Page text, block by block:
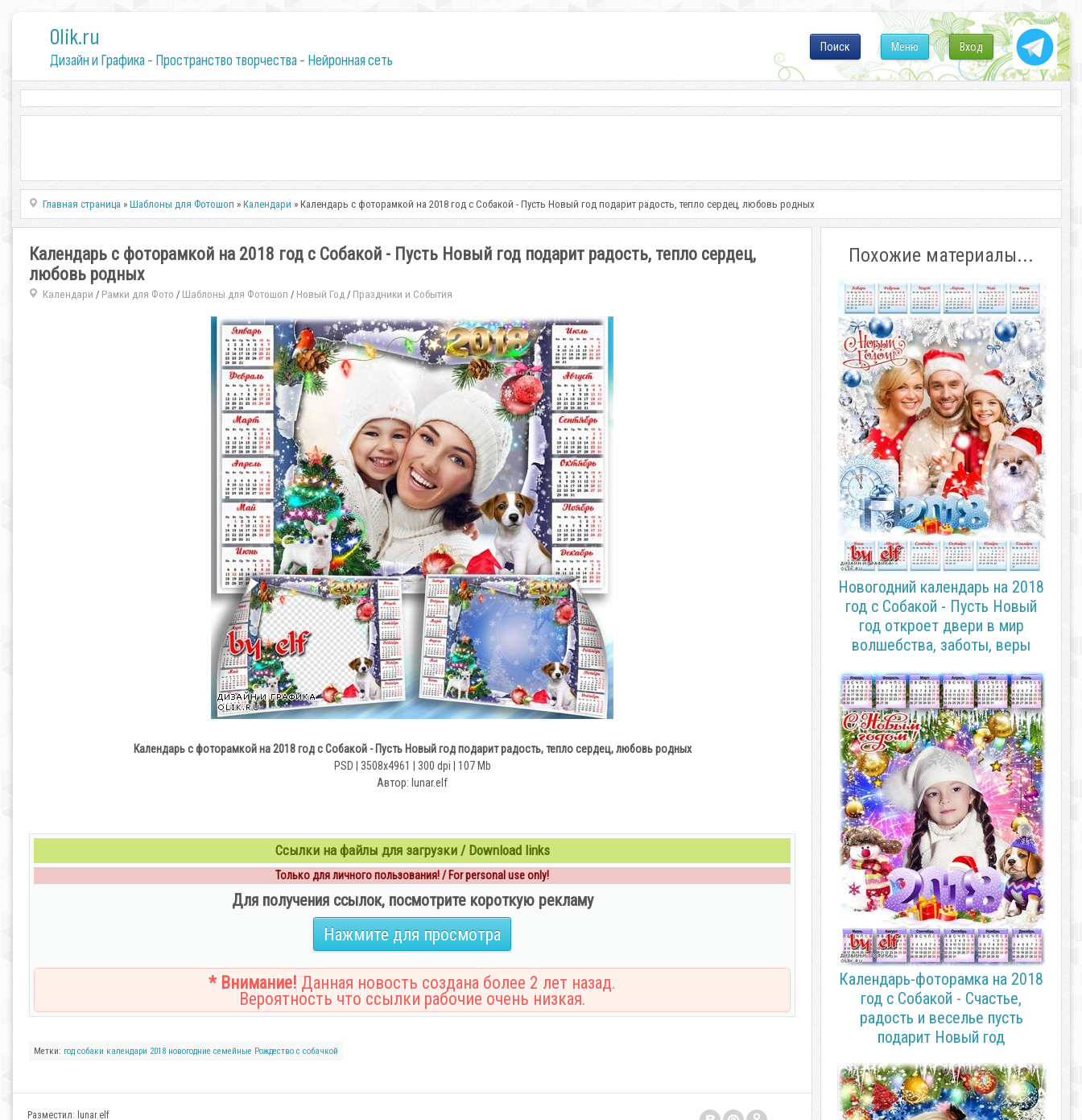
0lik.ru
Дизайн и Графика - Пространство творчества - Нейронная сеть
Вход
Меню
Поиск
Главная страница »Шаблоны для Фотошоп »Календари » Календарь с фоторамкой на 2018 год с Собакой - Пусть Новый год подарит радость, тепло сердец, любовь родных
Календарь с фоторамкой на 2018 год с Собакой - Пусть Новый год подарит радость, тепло сердец,
любовь родных
Календари / Рамки для Фото / Шаблоны для Фотошоп / Новый Год/ Праздники и События
Календарь с фоторамкой на 2018 год с Собакой - Пусть Новый год подарит радость, тепло сердец, любовь родных
PSD | 3508х4961 | 300 dpi | 107 Mb
Автор: lunar.elf
Ссылки на файлы для загрузки / Download links
Только для личного пользования! / For personal use only!
Для получения ссылок, посмотрите короткую рекламу
Нажмите для просмотра
* Внимание! Данная новость создана более 2 лет назад.
Вероятность что ссылки рабочие очень низкая.
Метки: год собаки календари 2018 новогодние семейные Рождество с собачкой
Разместил: lunar.elf
Похожие материалы...
Новогодний календарь на 2018
год с Собакой - Пусть Новый
год откроет двери в мир
волшебства, заботы, веры
Календарь-фоторамка на 2018
год с Собакой - Счастье,
радость и веселье пусть
подарит Новый год